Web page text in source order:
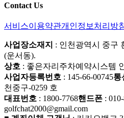
Contact Us
서비스이용약관개인정보처리방
사업장소재지 : 인천광역시 중구
(운서동).
상호 : 좋은자리주차예약시스템
사업자등록번호 : 145-66-00745통
천중구-0259 호
대표번호 : 1800-7768핸드폰 :
golfchat2000@gmail.com